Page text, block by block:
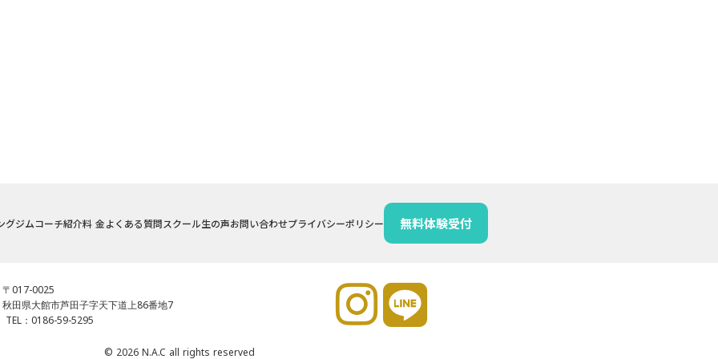
グジムコーチ紹介料 金よくある質問スクール生の声お問い合わせプライバシーポリシー 無料体験受付
〒017-0025
秋田県大館市芦田子字天下道上86番地7
TEL：0186-59-5295
© 2026 N.A.C all rights reserved